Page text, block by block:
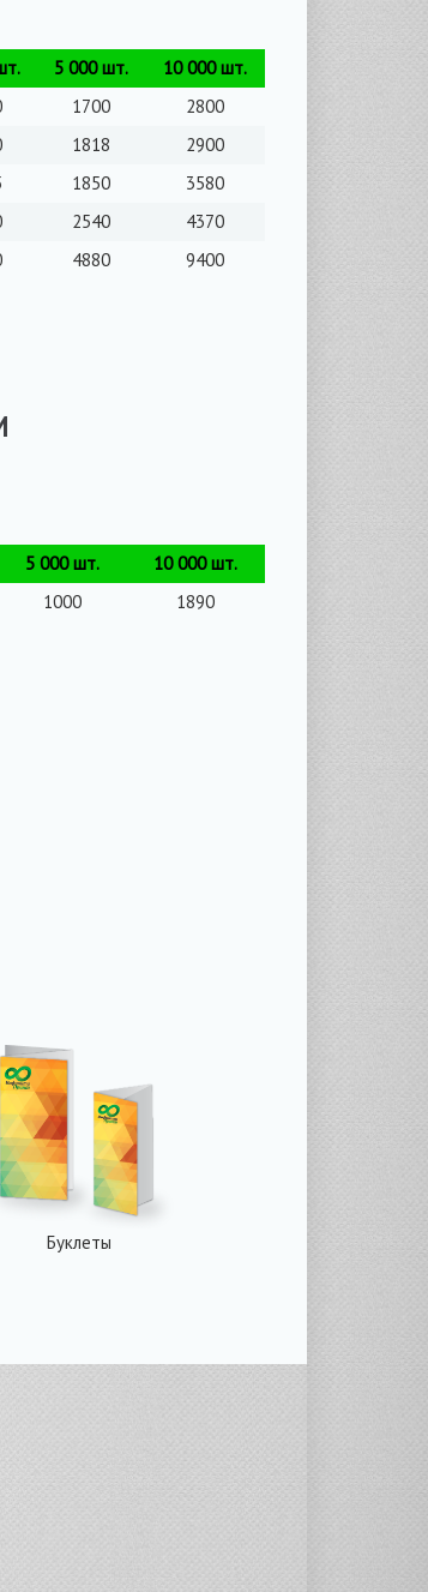
5 000 шт.
10 000 шт.
1700
2800
1818
2900
1850
3580
2540
4370
4880 9400
5 000 шт.
10 000 шт.
1000 1890
Буклеты